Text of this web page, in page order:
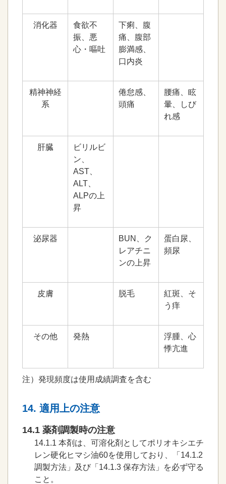
消化器
食欲不
振、悪
心・嘔吐
下痢、腹
痛、腹部
膨満感、
口内炎
精神神経
系
倦怠感、
頭痛
腰痛、眩
暈、しび
れ感
肝臓
ビリルビ
ン、
AST、
ALT、
ALPの上
昇
泌尿器
BUN、ク
レアチニ
ンの上昇
蛋白尿、
頻尿
皮膚 脱毛
紅斑、そ
う痒
その他 発熱
浮腫、心
悸亢進
注）発現頻度は使用成績調査を含む
14. 適用上の注意
14.1 薬剤調製時の注意
14.1.1 本剤は、可溶化剤としてポリオキシエチ
レン硬化ヒマシ油60を使用しており、「14.1.2
調製方法」及び「14.1.3 保存方法」を必ず守る
こと。